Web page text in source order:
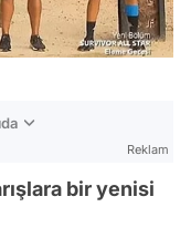
Reklam
bir yenisi